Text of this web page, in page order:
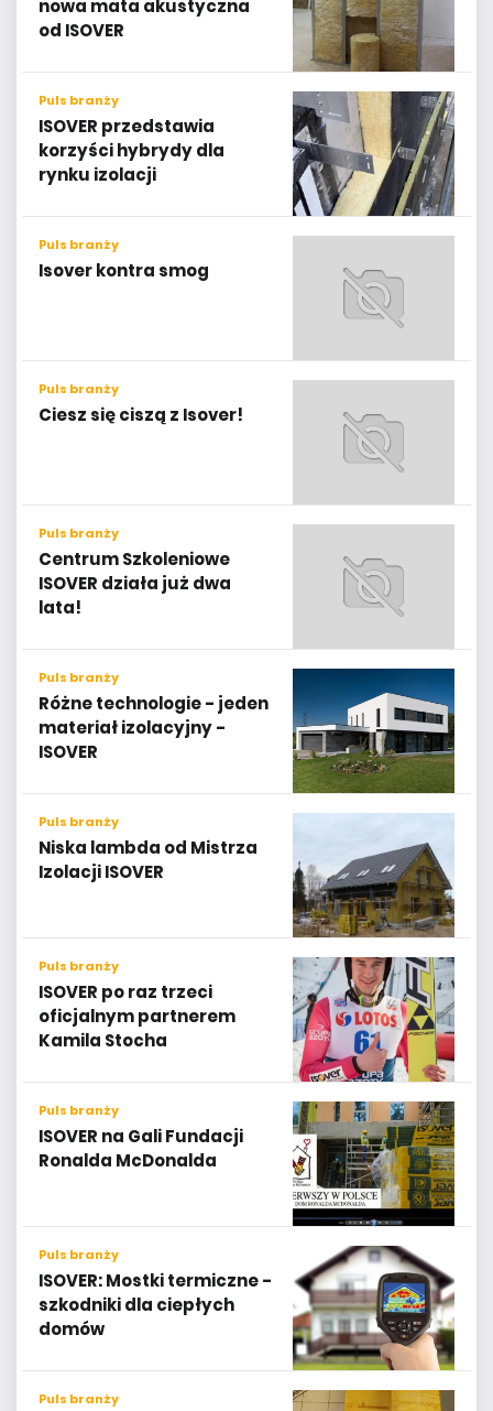
nowa mata akustyczna
od ISOVER
Puls branży
ISOVER przedstawia
korzyści hybrydy dla
rynku izolacji
Puls branży
Isover kontra smog
Puls branży
Ciesz się ciszą z Isover!
Puls branży
Centrum Szkoleniowe
ISOVER działa już dwa
lata!
Puls branży
Różne technologie - jeden
materiał izolacyjny -
ISOVER
Puls branży
Niska lambda od Mistrza
Izolacji ISOVER
Puls branży
ISOVER po raz trzeci
oficjalnym partnerem
Kamila Stocha
Puls branży
ISOVER na Gali Fundacji
Ronalda McDonalda
Puls branży
ISOVER: Mostki termiczne -
szkodniki dla ciepłych
domów
Puls branży